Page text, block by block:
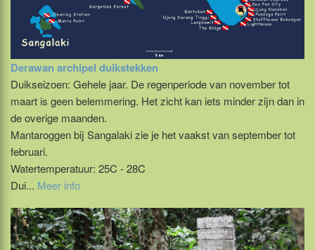
Derawan archipel duikstekken
Duikseizoen: Gehele jaar. De regenperiode van november tot
maart is geen belemmering. Het zicht kan iets minder zijn dan in
de overige maanden.
Mantaroggen bij Sangalaki zie je het vaakst van september tot
februari.
Watertemperatuur: 25C - 28C
Dui... Meer info